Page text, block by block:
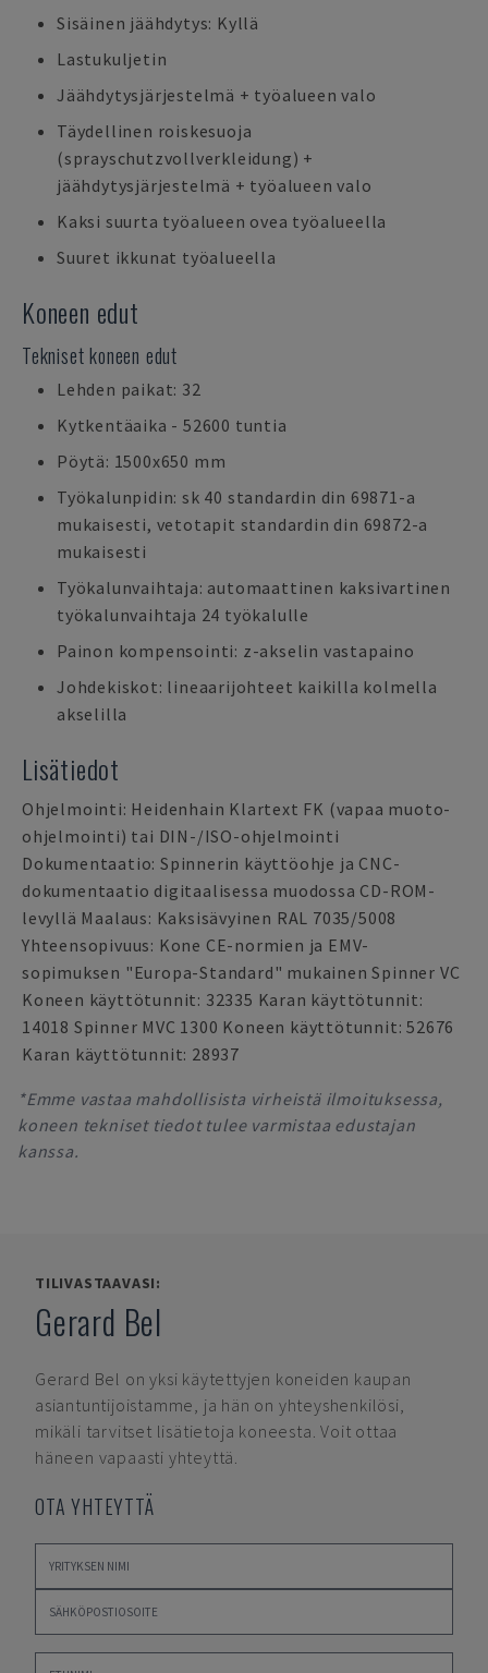
Sisäinen jäähdytys: Kyllä
Lastukuljetin
Jäähdytysjärjestelmä + työalueen valo
Täydellinen roiskesuoja
(sprayschutzvollverkleidung) +
jäähdytysjärjestelmä + työalueen valo
Kaksi suurta työalueen ovea työalueella
Suuret ikkunat työalueella
Koneen edut
Tekniset koneen edut
Lehden paikat: 32
Kytkentäaika - 52600 tuntia
Pöytä: 1500x650 mm
Työkalunpidin: sk 40 standardin din 69871-a
mukaisesti, vetotapit standardin din 69872-a
mukaisesti
Työkalunvaihtaja: automaattinen kaksivartinen
työkalunvaihtaja 24 työkalulle
Painon kompensointi: z-akselin vastapaino
Johdekiskot: lineaarijohteet kaikilla kolmella
akselilla
Lisätiedot
Ohjelmointi: Heidenhain Klartext FK (vapaa muoto-
ohjelmointi) tai DIN-/ISO-ohjelmointi
Dokumentaatio: Spinnerin käyttöohje ja CNC-
dokumentaatio digitaalisessa muodossa CD-ROM-
levyllä Maalaus: Kaksisävyinen RAL 7035/5008
Yhteensopivuus: Kone CE-normien ja EMV-
sopimuksen "Europa-Standard" mukainen Spinner VC
Koneen käyttötunnit: 32335 Karan käyttötunnit:
14018 Spinner MVC 1300 Koneen käyttötunnit: 52676
Karan käyttötunnit: 28937
*Emme vastaa mahdollisista virheistä ilmoituksessa,
koneen tekniset tiedot tulee varmistaa edustajan
kanssa.
TILIVASTAAVASI:
Gerard Bel
Gerard Bel on yksi käytettyjen koneiden kaupan
asiantuntijoistamme, ja hän on yhteyshenkilösi,
mikäli tarvitset lisätietoja koneesta. Voit ottaa
häneen vapaasti yhteyttä.
OTA YHTEYTTÄ